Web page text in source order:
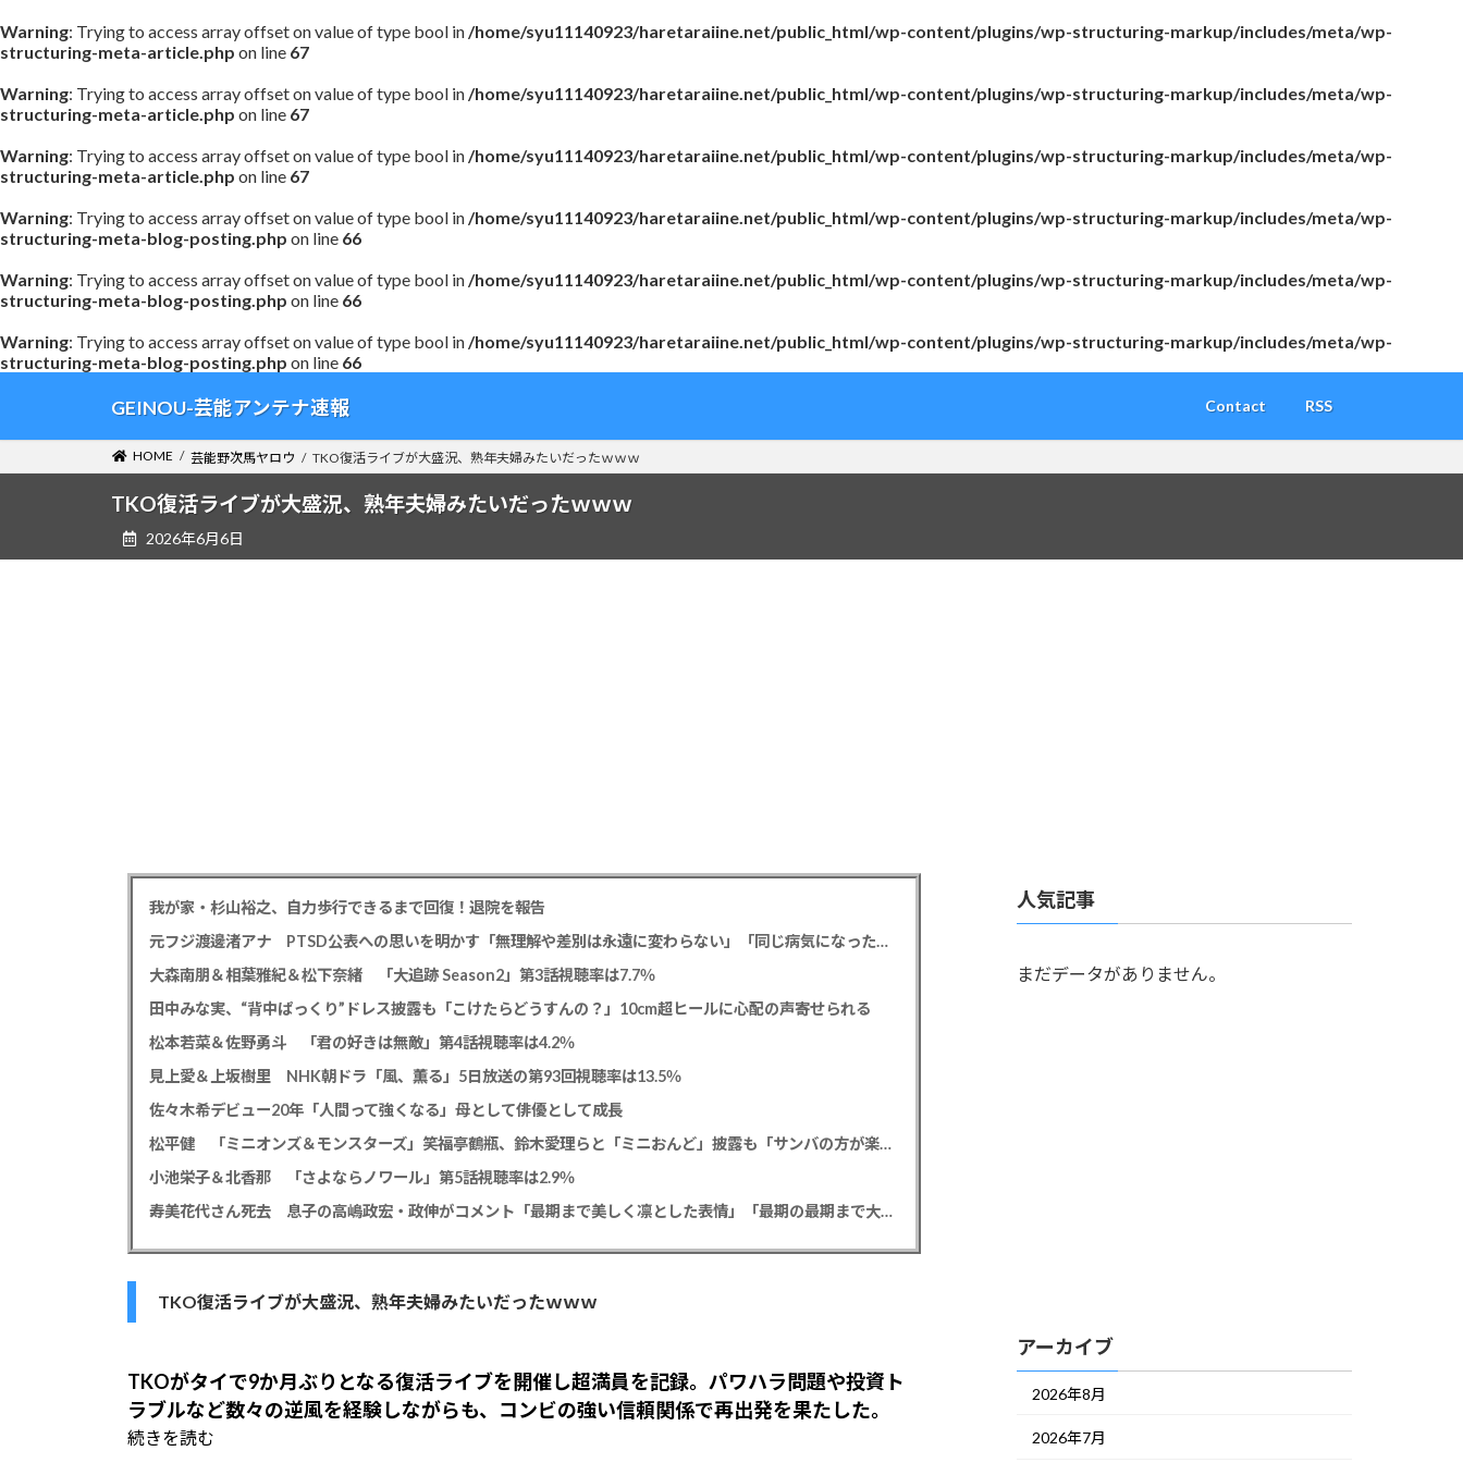
Warning: Trying to access array offset on value of type bool in/home/syu11140923/haretaraiine.net/public_html/wp-content/plugins/wp-structuring-markup/includes/meta/wp-
structuring-meta-article.php on line 67
Warning: Trying to access array offset on value of type bool in/home/syu11140923/haretaraiine.net/public_html/wp-content/plugins/wp-structuring-markup/includes/meta/wp-
structuring-meta-article.php on line 67
Warning: Trying to access array offset on value of type bool in/home/syu11140923/haretaraiine.net/public_html/wp-content/plugins/wp-structuring-markup/includes/meta/wp-
structuring-meta-article.php on line 67
Warning: Trying to access array offset on value of type bool in/home/syu11140923/haretaraiine.net/public_html/wp-content/plugins/wp-structuring-markup/includes/meta/wp-
structuring-meta-blog-posting.php on line 66
Warning: Trying to access array offset on value of type bool in/home/syu11140923/haretaraiine.net/public_html/wp-content/plugins/wp-structuring-markup/includes/meta/wp-
structuring-meta-blog-posting.php on line 66
Warning: Trying to access array offset on value of type bool in/home/syu11140923/haretaraiine.net/public_html/wp-content/plugins/wp-structuring-markup/includes/meta/wp-
structuring-meta-blog-posting.php on line 66
テ
ゲ
GEINOU-芸能アンテナ速報 Contact RSS
HOME 芸能野次馬ヤロウ TKO復活ライブが大盛況、熟年夫婦みたいだったｗｗｗ
TKO復活ライブが大盛況、熟年夫婦みたいだったｗｗｗ
2026年6月6日
我が家・杉山裕之、自力歩行できるまで回復！退院を報告
元フジ渡邊渚アナ PTSD公表への思いを明かす「無理解や差別は永遠に変わらない」「同じ病気になったことのない人間にはわからない」
大森南朋＆相葉雅紀＆松下奈緒 「大追跡 Season2」第3話視聴率は7.7％
田中みな実、“背中ぱっくり”ドレス披露も「こけたらどうすんの？」10cm超ヒールに心配の声寄せられる
松本若菜＆佐野勇斗 「君の好きは無敵」第4話視聴率は4.2％
見上愛＆上坂樹里 NHK朝ドラ「風、薫る」5日放送の第93回視聴率は13.5％
佐々木希デビュー20年「人間って強くなる」母として俳優として成長
松平健 「ミニオンズ＆モンスターズ」笑福亭鶴瓶、鈴木愛理らと「ミニおんど」披露も「サンバの方が楽」と本音
小池栄子＆北香那 「さよならノワール」第5話視聴率は2.9％
寿美花代さん死去 息子の高嶋政宏・政伸がコメント「最期まで美しく凛とした表情」「最期の最期まで大女優」「
TKO復活ライブが大盛況、熟年夫婦みたいだったｗｗｗ
TKOがタイで9か月ぶりとなる復活ライブを開催し超満員を記録。パワハラ問題や投資ト
ラブルなど数々の逆風を経験しながらも、コンビの強い信頼関係で再出発を果たした。
続きを読む
人気記事
まだデータがありません。
アーカイブ
2026年8月
2026年7月